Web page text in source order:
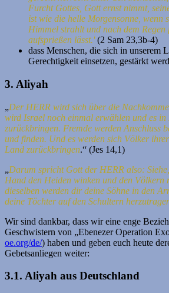
Furcht Gottes, Gott ernst nimmt,
ist wie die helle Morgensonne, wenn
Himmel strahlt und nach dem Regen
aufsprießen lässt.'(2 Sam 23,3b-4)
dass Menschen, die sich in unserem
Gerechtigkeit einsetzen, gestärkt
3. Aliyah
„Der HERR wird sich über die
wird Israel noch einmal erwählen und es in
zurückbringen. Fremde werden Anschluss
und finden. Und es werden sich Völker
Land zurückbringen.“ (Jes 14,1)
„Darum spricht Gott der HERR also:
Hand den Heiden winken und den Völkern
dieselben werden dir deine Söhne in den
deine Töchter auf den Schultern
Wir sind dankbar, dass wir eine enge
Geschwistern von „Ebenezer Operation
oe.org/de/) haben und geben euch heute
Gebetsanliegen weiter:
3.1. Aliyah aus Deutschland